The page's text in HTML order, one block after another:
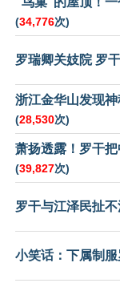
(34,776次)
罗瑞卿关妓院 罗
浙江金华山发现
(28,530次)
萧扬透露！罗干
(39,827次)
罗干与江泽民扯
小笑话：下属制